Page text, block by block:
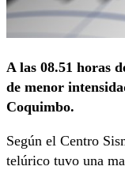
A las 08.51 horas
de menor
Coquimbo.
Según el Centro
telúrico tuvo una